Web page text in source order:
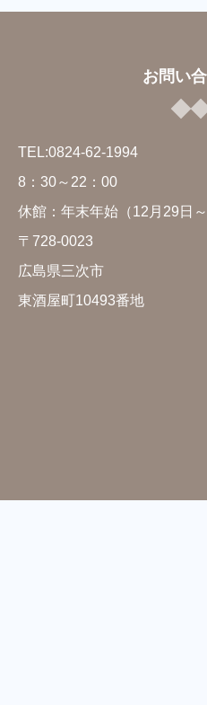
お問い
TEL:0824-62-1994
8：30～22：00
休館：年末年始（12月29日～
〒728-0023
広島県三次市
東酒屋町10493番地